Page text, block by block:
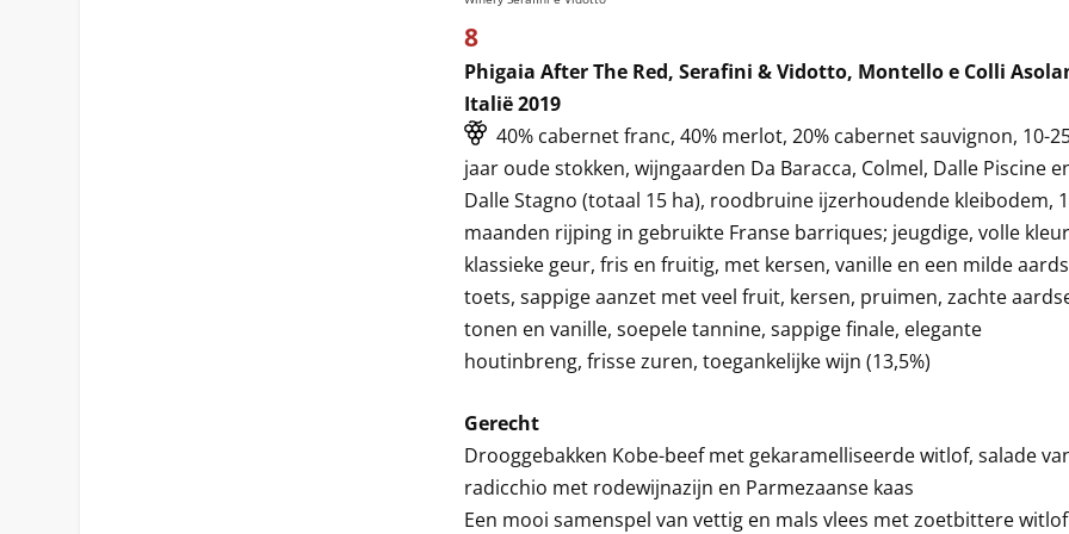
8
Phigaia After The Red, Serafini & Vidotto, Montello e Colli
Italië 2019
40% cabernet franc, 40% merlot, 20% cabernet sauvignon, 10-
jaar oude stokken, wijngaarden Da Baracca, Colmel, Dalle Piscine
Dalle Stagno (totaal 15 ha), roodbruine ijzerhoudende kleibodem,
maanden rijping in gebruikte Franse barriques; jeugdige, volle
klassieke geur, fris en fruitig, met kersen, vanille en een milde
toets, sappige aanzet met veel fruit, kersen, pruimen, zachte
tonen en vanille, soepele tannine, sappige finale, elegante
houtinbreng, frisse zuren, toegankelijke wijn (13,5%)
Gerecht
Drooggebakken Kobe-beef met gekaramelliseerde witlof, salade
radicchio met rodewijnazijn en Parmezaanse kaas
Een mooi samenspel van vettig en mals vlees met zoetbittere